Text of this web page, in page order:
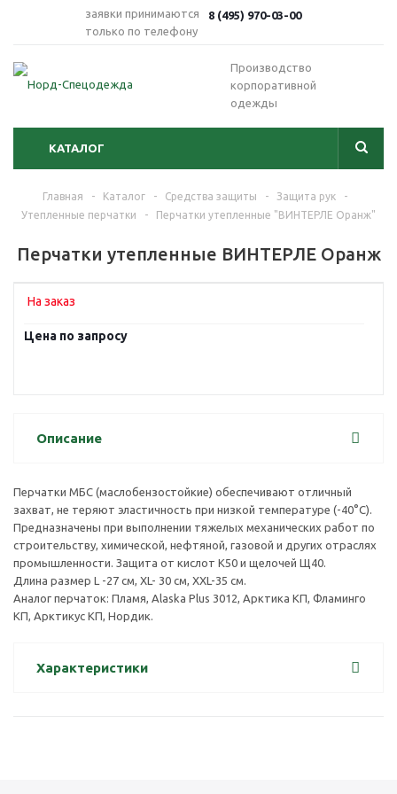
8 (495) 970-03-00
заявки принимаются
только по телефону
Производство
корпоративной
одежды
КАТАЛОГ
Главная - Каталог - Средства защиты - Защита рук
-
Утепленные перчатки
- Перчатки утепленные "ВИНТЕРЛЕ Оранж"
Перчатки утепленные ВИНТЕРЛЕ Оранж
На заказ
Цена по запросу
Поделиться
Описание
Перчатки МБС (маслобензостойкие) обеспечивают отличный
захват, не теряют эластичность при низкой температуре (-40°С).
Предназначены при выполнении тяжелых механических работ по
строительству, химической, нефтяной, газовой и других отраслях
промышленности. Защита от кислот К50 и щелочей Щ40.
Длина размер L -27 см, XL- 30 см, XXL-35 см.
Аналог перчаток: Пламя, Alaska Plus 3012, Арктика КП, Фламинго
КП, Арктикус КП, Нордик.
Характеристики